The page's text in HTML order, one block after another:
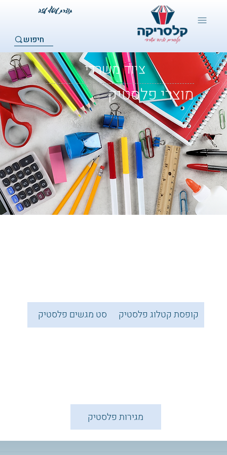
חיפוש
קופסת קטלוג פלסטיק סט מגשים פלסטיק
מגירות פלסטיק
ציוד משרדי
מוצרי פלסטיק